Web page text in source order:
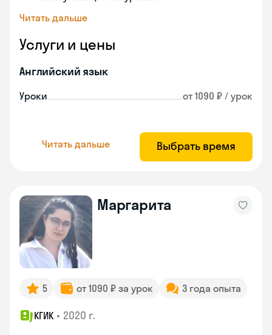
Читать дальше
Услуги и цены
Английский язык
Уроки от 1090 ₽ / урок
Читать дальше Выбрать время
Маргарита
5 от 1090 ₽ за урок 3 года опыта
КГИК • 2020 г.